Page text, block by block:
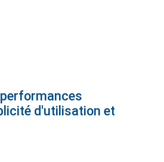
d'utilisation et